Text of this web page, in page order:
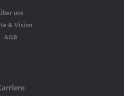
uns
& Vision
AGB